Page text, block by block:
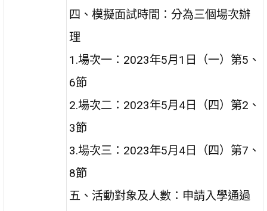
四、模擬面試時間：分為三個場次辦
理
1.場次一：2023年5月1日（一）第5、
6節
2.場次二：2023年5月4日（四）第2、
3節
3.場次三：2023年5月4日（四）第7、
8節
五、活動對象及人數：申請入學通過